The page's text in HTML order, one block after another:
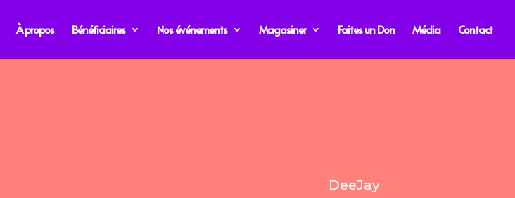
À propos Bénéficiaires Nos événements Magasiner Faites un Don Média Contact
DeeJay